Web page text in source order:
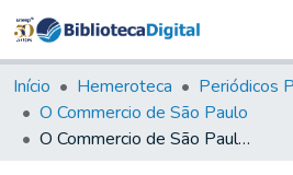
&
Coleções
Tudo na
Biblioteca
Início Hemeroteca
Periódicos
O Commercio de São Paulo
O Commercio de São Paulo, 1899, Ano VII, n. 1797